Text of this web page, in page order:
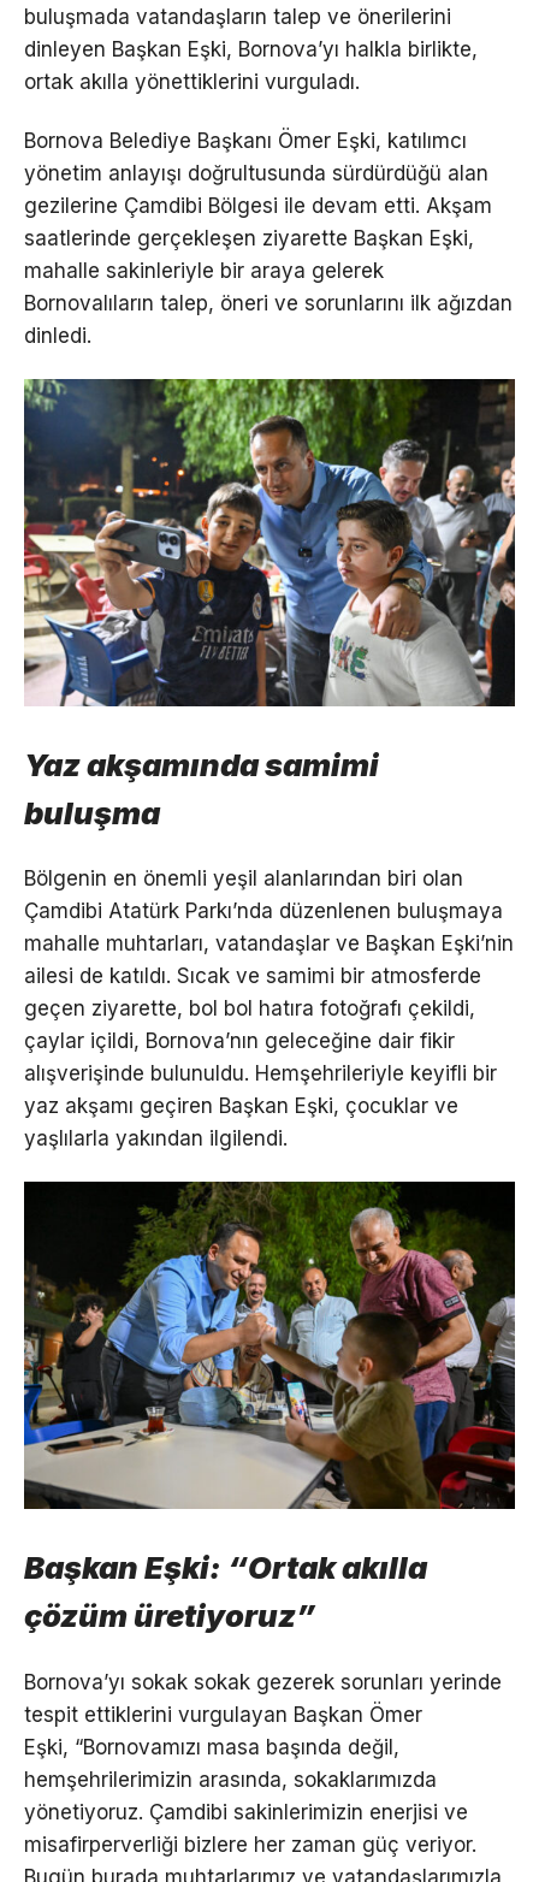
buluşmada vatandaşların talep ve önerilerini
dinleyen Başkan Eşki, Bornova’yı halkla birlikte,
ortak akılla yönettiklerini vurguladı.
Bornova Belediye Başkanı Ömer Eşki, katılımcı
yönetim anlayışı doğrultusunda sürdürdüğü alan
gezilerine Çamdibi Bölgesi ile devam etti. Akşam
saatlerinde gerçekleşen ziyarette Başkan Eşki,
mahalle sakinleriyle bir araya gelerek
Bornovalıların talep, öneri ve sorunlarını ilk ağızdan
dinledi.
Yaz akşamında samimi
buluşma
Bölgenin en önemli yeşil alanlarından biri olan
Çamdibi Atatürk Parkı’nda düzenlenen buluşmaya
mahalle muhtarları, vatandaşlar ve Başkan Eşki’nin
ailesi de katıldı. Sıcak ve samimi bir atmosferde
geçen ziyarette, bol bol hatıra fotoğrafı çekildi,
çaylar içildi, Bornova’nın geleceğine dair fikir
alışverişinde bulunuldu. Hemşehrileriyle keyifli bir
yaz akşamı geçiren Başkan Eşki, çocuklar ve
yaşlılarla yakından ilgilendi.
Başkan Eşki: “Ortak akılla
çözüm üretiyoruz”
Bornova’yı sokak sokak gezerek sorunları yerinde
tespit ettiklerini vurgulayan Başkan Ömer
Eşki, “Bornovamızı masa başında değil,
hemşehrilerimizin arasında, sokaklarımızda
yönetiyoruz. Çamdibi sakinlerimizin enerjisi ve
misafirperverliği bizlere her zaman güç veriyor.
Bugün burada muhtarlarımız ve vatandaşlarımızla